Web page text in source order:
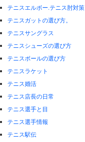
テニスエルボー.テニス肘対策
テニスガットの選び方。
テニスサングラス
テニスシューズの選び方
テニスボールの選び方
テニスラケット
テニス婚活
テニス店長の日常
テニス選手と目
テニス選手情報
テニス駅伝